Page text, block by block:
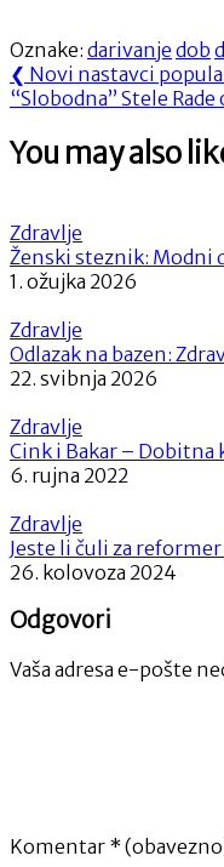
Oznake: darivanje dob
Navigacija
objava
❮ Previous
Post:
Novi nastavci
Next
“Slobodna” Stele
You may also
Zdravlje
Ženski steznik: Modni
1. ožujka 2026
Zdravlje
Odlazak na bazen:
22. svibnja 2026
Zdravlje
Cink i Bakar –
6. rujna 2022
Zdravlje
Jeste li čuli za
26. kolovoza 2024
Odgovori
Vaša adresa e-pošte
Komentar *